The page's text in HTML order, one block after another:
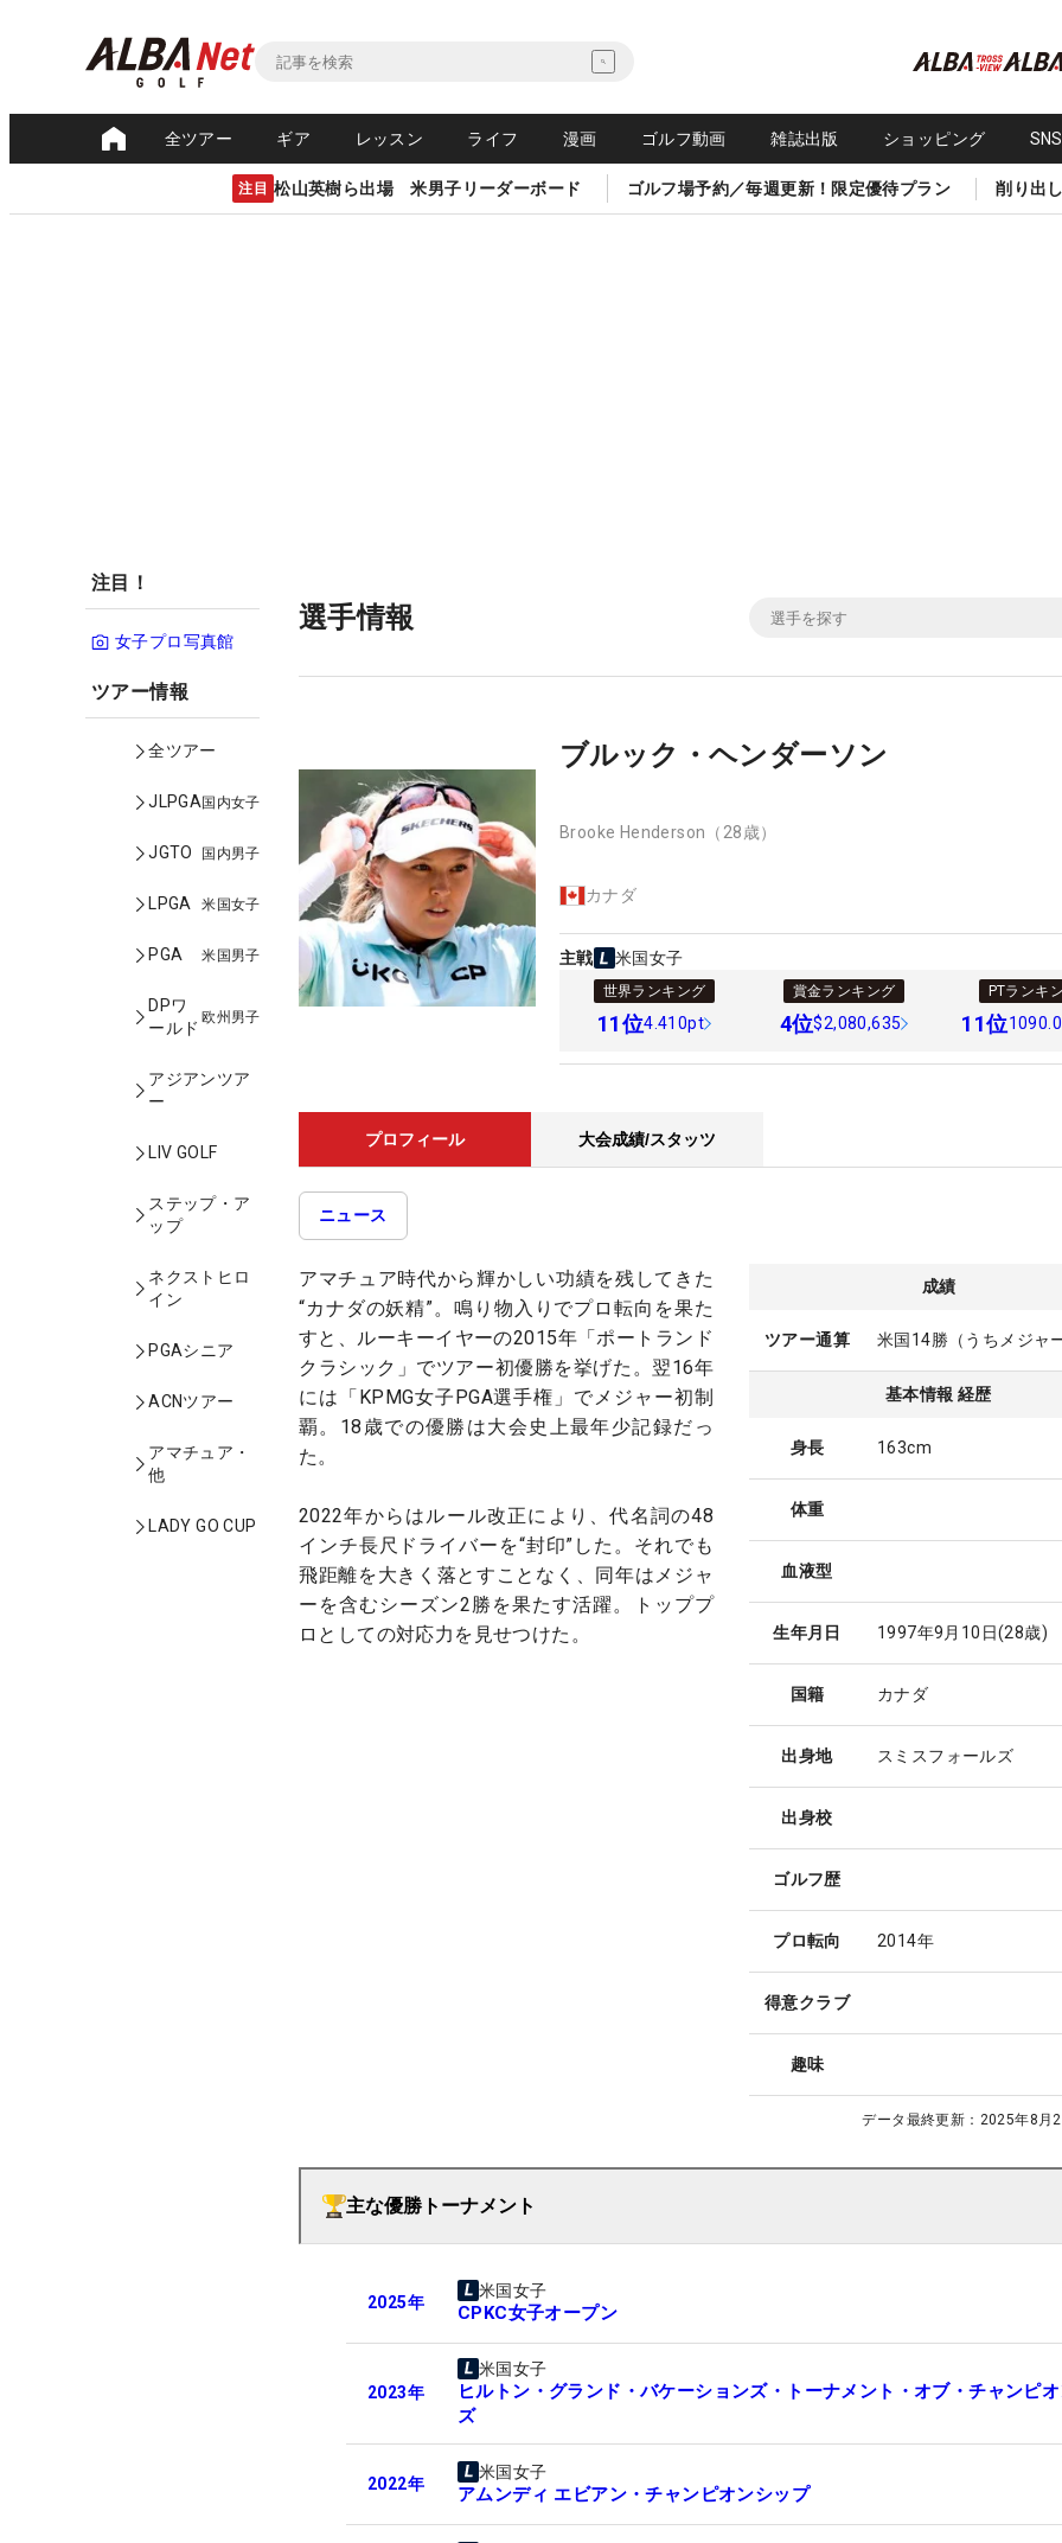
全ツアー ギア レッスン ライフ 漫画 ゴルフ動画 雑誌出版 ショッピング
注目 松山英樹ら出場 米男子リーダーボード ゴルフ場予約／毎週更新！限定優待プラン 削り出
注目！
女子プロ写真館
ツアー情報
全ツアー
JLPGA国内女子
JGTO 国内男子
LPGA 米国女子
PGA 米国男子
DPワ
ールド
欧州男子
アジアンツア
ー
LIV GOLF
ステップ・ア
ップ
ネクストヒロ
イン
PGAシニア
ACNツアー
アマチュア・
他
LADY GO CUP
選手情報
ブルック・ヘンダーソン
Brooke Henderson （28歳）
カナダ
主戦 米国女子
世界ランキング
11位4.410pt
賞金ランキング
4位$2,080,635
PTランキ
11位
プロフィール 大会成績/スタッツ
ニュース
成績
ツアー通算 米国14勝（うちメジャ
基本情報 経歴
身長 163cm
体重
血液型
生年月日 1997年9月10日(28歳)
国籍 カナダ
出身地 スミスフォールズ
出身校
ゴルフ歴
プロ転向 2014年
得意クラブ
趣味
データ最終更新： 2025年8月
アマチュア時代から輝かしい功績を残してきた
“カナダの妖精”。鳴り物入りでプロ転向を果た
すと、ルーキーイヤーの2015年「ポートランド
クラシック」でツアー初優勝を挙げた。翌16年
には「KPMG女子PGA選手権」でメジャー初制
覇。18歳での優勝は大会史上最年少記録だっ
た。
2022年からはルール改正により、代名詞の48
インチ長尺ドライバーを“封印”した。それでも
飛距離を大きく落とすことなく、同年はメジャ
ーを含むシーズン2勝を果たす活躍。トッププ
ロとしての対応力を見せつけた。
主な優勝トーナメント
2025年
米国女子
CPKC女子オープン
2023年
米国女子
ヒルトン・グランド・バケーションズ・トーナメント・オブ・チャンピ
ズ
2022年
米国女子
アムンディ エビアン・チャンピオンシップ